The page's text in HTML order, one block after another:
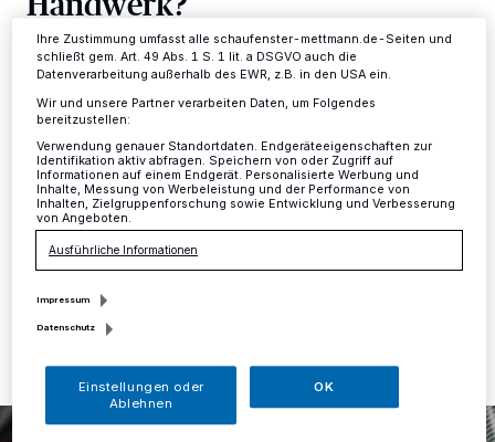
Mettmann·Annika Zeller, frisch gebackene Tischler-
Gesellin aus Mettmann musste während ihrer
Ausbildung viel mit Vorurteilen kämpfen. Als Frau, in
einer von Männern beherrschten Branche sich zu
beweisen, ist nicht immer leicht. Mit ihrer Bewerbung zur
Miss Handwerk und ihrem Eintritt ins Finale, möchte sie
nach der Wahl und wenn sie sie gewinnt, als
Botschafterin des Handwerks fungieren.
28.11.2020 , 13:10 Uhr
Informationen finden Sie in unserer Datenschutzerklärung.
Ihre Zustimmung umfasst alle schaufenster-mettmann.de-Seiten und
schließt gem. Art. 49 Abs. 1 S. 1 lit. a DSGVO auch die
Datenverarbeitung außerhalb des EWR, z.B. in den USA ein.
Wir und unsere Partner verarbeiten Daten, um Folgendes
bereitzustellen:
Verwendung genauer Standortdaten. Endgeräteeigenschaften zur
Identifikation aktiv abfragen. Speichern von oder Zugriff auf
Informationen auf einem Endgerät. Personalisierte Werbung und
Inhalte, Messung von Werbeleistung und der Performance von
Inhalten, Zielgruppenforschung sowie Entwicklung und Verbesserung
von Angeboten.
Ausführliche Informationen
Impressum
Datenschutz
Einstellungen oder
Ablehnen
OK